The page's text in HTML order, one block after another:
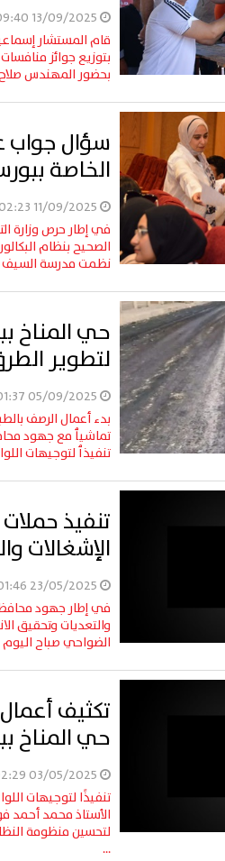
قام المستشار
بتوزيع جوائز
بحضور المهندس
سؤال جواب
الخاصة
في إطار حرص وزارة
الصحيح بنظام
نظمت مدرسة السيف
حي
لتطوير
بدء أعمال الرصف
تماشيٱ مع جهود
تنفيذٱ لتوجيهات
تنفيذ
الإشغالات
في إطار جهود
والتعديات وتحقيق
الضواحي صباح اليوم
تكثيف
حي المناخ
تنفيذًا لتوجيهات
الأستاذ محمد أحمد
لتحسين منظومة
...
إقبال كبير ينعش سياحة اليوم الواحد
ببورسعيد وبورفؤاد